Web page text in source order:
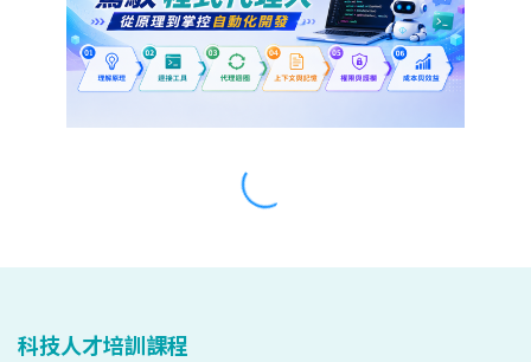
科技人才培訓課程